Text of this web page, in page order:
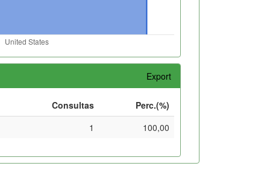
Export
Consultas
Perc.(%)
1
100,00